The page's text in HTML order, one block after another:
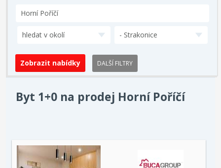
hledat v okolí - Strakonice
DALŠÍ FILTRY
Byt 1+0 na prodej Horní Poříčí